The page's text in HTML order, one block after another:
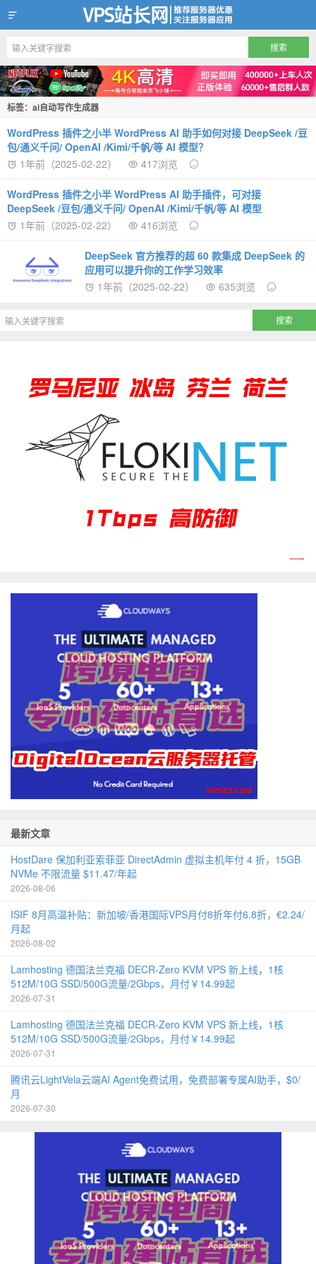
VPS站长网
标签：ai自动写作生成器
WordPress 插件之小半 WordPress AI 助手如何对接 DeepSeek /豆
包/通义千问/ OpenAI /Kimi/千帆/等 AI 模型？
1年前（2025-02-22）
417浏览
WordPress 插件之小半 WordPress AI 助手插件，可对接
DeepSeek /豆包/通义千问/ OpenAI /Kimi/千帆/等 AI 模型
1年前（2025-02-22）
416浏览
DeepSeek 官方推荐的超 60 款集成 DeepSeek 的
应用可以提升你的工作学习效率
1年前（2025-02-22）
635浏览
最新文章
HostDare 保加利亚索菲亚 DirectAdmin 虚拟主机年付 4 折，15GB
NVMe 不限流量 $11.47/年起
2026-08-06
ISIF 8月高温补贴：新加坡/香港国际VPS月付8折年付6.8折，€2.24/
月起
2026-08-02
Lamhosting 德国法兰克福 DECR-Zero KVM VPS 新上线，1核
512M/10G SSD/500G流量/2Gbps，月付￥14.99起
2026-07-31
Lamhosting 德国法兰克福 DECR-Zero KVM VPS 新上线，1核
512M/10G SSD/500G流量/2Gbps，月付￥14.99起
2026-07-31
腾讯云LightVela云端AI Agent免费试用，免费部署专属AI助手，$0/
月
2026-07-30